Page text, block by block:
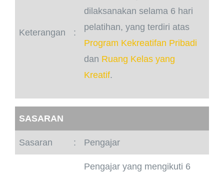
Keterangan :
dilaksanakan selama 6 hari
pelatihan, yang terdiri atas
Program Kekreatifan Pribadi
dan Ruang Kelas yang
Kreatif.
SASARAN
Sasaran : Pengajar
Pengajar yang mengikuti 6